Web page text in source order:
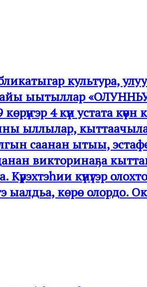
культура,
аайы ыытыллар
4 күн устата күөн
ыллылар,
саанан ытыы,
викторинаҕа
күнүгэр
көрө олордо.